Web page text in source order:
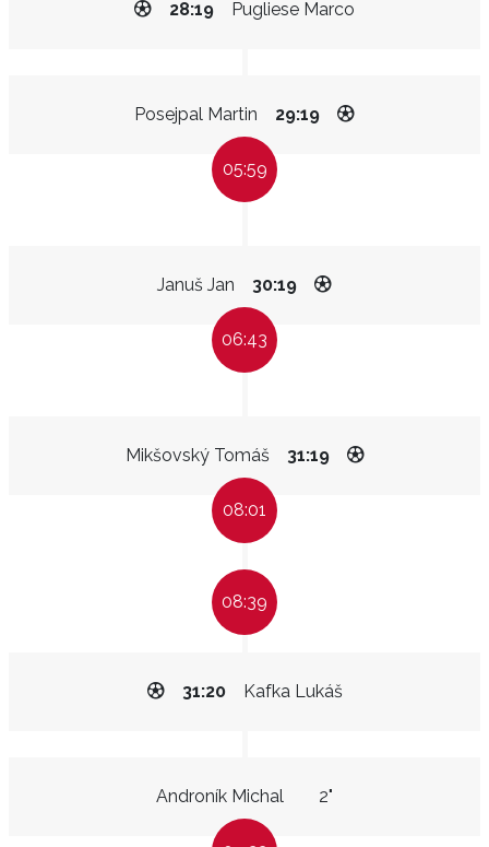
Pugliese Marco
28:19
Posejpal Martin 29:19
05:59
Januš Jan 30:19
06:43
Mikšovský Tomáš 31:19
08:01
08:39
Kafka Lukáš
31:20
Androník Michal 2"